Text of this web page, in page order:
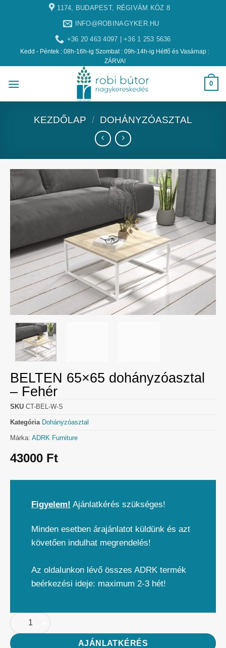
1174, BUDAPEST, RÉGIVÁM KÖZ 8
INFO@ROBINAGYKER.HU
+36 20 463 4097 | +36 1 253 5636
Kedd - Péntek : 08h-16h-ig Szombat : 09h-14h-ig Hétfő és Vasárnap :
ZÁRVA!
0
KEZDŐLAP / DOHÁNYZÓASZTAL
BELTEN 65×65 dohányzóasztal
– Fehér
SKU CT-BEL-W-S
Kategória Dohányzóasztal
Márka: ADRK Furniture
43000 Ft
Figyelem! Ajánlatkérés szükséges!
Minden esetben árajánlatot küldünk és azt
követően indulhat megrendelés!
Az oldalunkon lévő összes ADRK termék
beérkezési ideje: maximum 2-3 hét!
AJÁNLATKÉRÉS